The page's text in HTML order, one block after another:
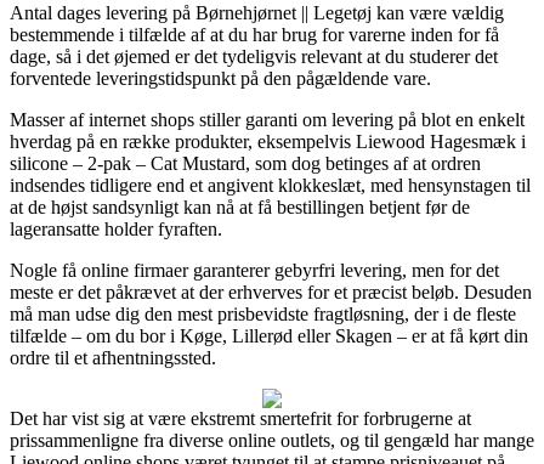
Antal dages levering på Børnehjørnet || Legetøj kan være vældig
bestemmende i tilfælde af at du har brug for varerne inden for få
dage, så i det øjemed er det tydeligvis relevant at du studerer det
forventede leveringstidspunkt på den pågældende vare.
Masser af internet shops stiller garanti om levering på blot en enkelt
hverdag på en række produkter, eksempelvis Liewood Hagesmæk i
silicone – 2-pak – Cat Mustard, som dog betinges af at ordren
indsendes tidligere end et angivent klokkeslæt, med hensynstagen til
at de højst sandsynligt kan nå at få bestillingen betjent før de
lageransatte holder fyraften.
Nogle få online firmaer garanterer gebyrfri levering, men for det
meste er det påkrævet at der erhverves for et præcist beløb. Desuden
må man udse dig den mest prisbevidste fragtløsning, der i de fleste
tilfælde – om du bor i Køge, Lillerød eller Skagen – er at få kørt din
ordre til et afhentningssted.
Det har vist sig at være ekstremt smertefrit for forbrugerne at
prissammenligne fra diverse online outlets, og til gengæld har mange